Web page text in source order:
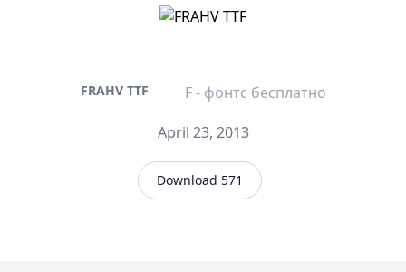
FRAHV TTF
F - фонтс бесплатно
April 23, 2013
Download 571